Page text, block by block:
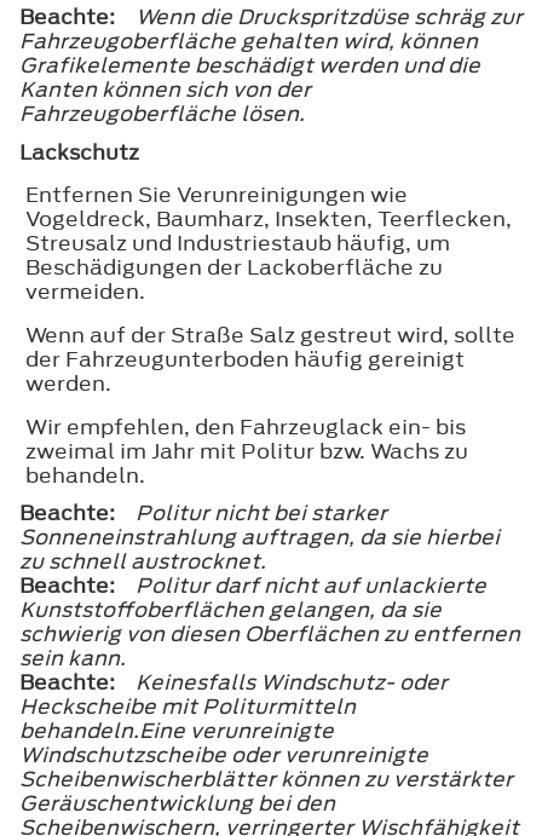
Beachte:
Wenn die Druckspritzdüse schräg zur
Fahrzeugoberfläche gehalten wird, können
Grafikelemente beschädigt werden und die
Kanten können sich von der
Fahrzeugoberfläche lösen.
Lackschutz
Entfernen Sie Verunreinigungen wie
Vogeldreck, Baumharz, Insekten, Teerflecken,
Streusalz und Industriestaub häufig, um
Beschädigungen der Lackoberfläche zu
vermeiden.
Wenn auf der Straße Salz gestreut wird, sollte
der Fahrzeugunterboden häufig gereinigt
werden.
Wir empfehlen, den Fahrzeuglack ein- bis
zweimal im Jahr mit Politur bzw. Wachs zu
behandeln.
Beachte:
Politur nicht bei starker
Sonneneinstrahlung auftragen, da sie hierbei
zu schnell austrocknet.
Beachte:
Politur darf nicht auf unlackierte
Kunststoffoberflächen gelangen, da sie
schwierig von diesen Oberflächen zu entfernen
sein kann.
Beachte:
Keinesfalls Windschutz- oder
Heckscheibe mit Politurmitteln
behandeln.Eine verunreinigte
Windschutzscheibe oder verunreinigte
Scheibenwischerblätter können zu verstärkter
Geräuschentwicklung bei den
Scheibenwischern, verringerter Wischfähigkeit